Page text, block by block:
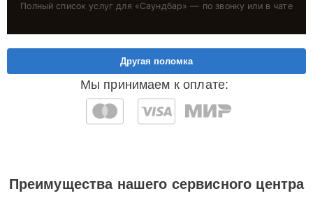
Полный список услуг для «Саундбар» — по звонку или в чате
Мы принимаем к оплате:
Другая поломка
Преимущества нашего сервисного центра